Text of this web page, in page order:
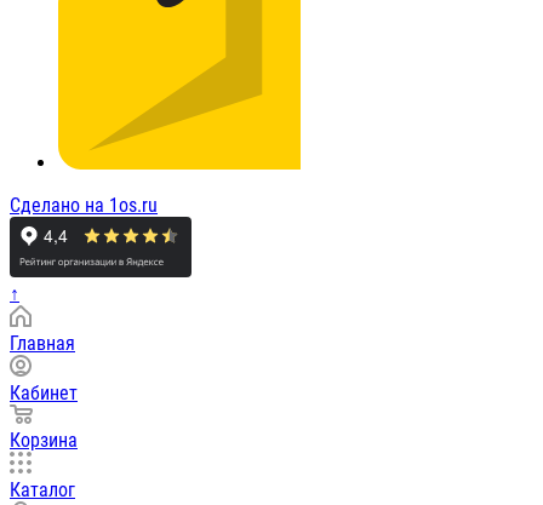
Сделано на 1os.ru
↑
Главная
Кабинет
Корзина
Каталог